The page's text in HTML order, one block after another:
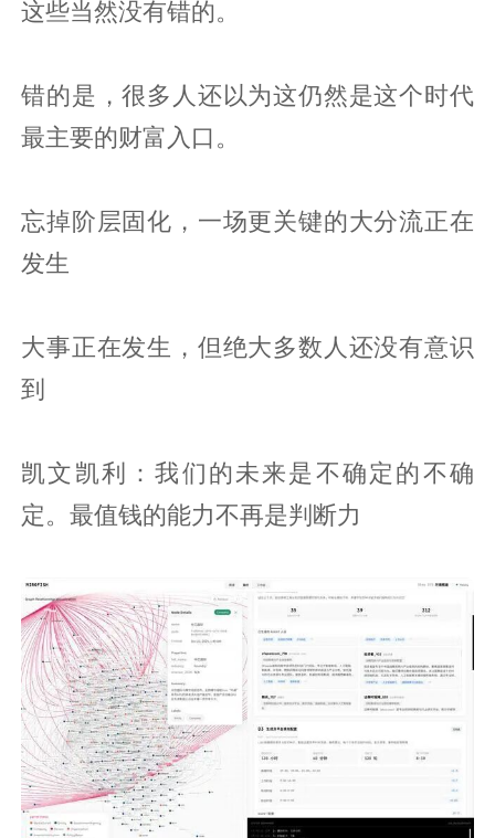
这些当然没有错的。
错的是，很多人还以为这仍然是这个时代
最主要的财富入口。
忘掉阶层固化，一场更关键的大分流正在
发生
大事正在发生，但绝大多数人还没有意识
到
凯文凯利：我们的未来是不确定的不确
定。最值钱的能力不再是判断力